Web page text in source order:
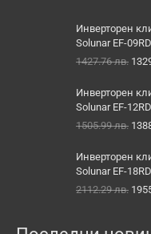
Инверторен
Solunar EF-
1427.76лв.
was:
Инверторен
Solunar EF-
1505.99лв.
was:
Инверторен
Solunar EF-
2112.29лв.